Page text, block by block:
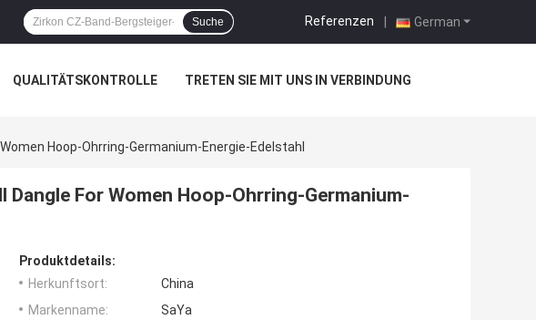
German
Referenzen |
Suche
QUALITÄTSKONTROLLE TRETEN SIE MIT UNS IN VERBINDUNG
Hoop-Ohrring-Germanium-Energie-Edelstahl
For Women Hoop-Ohrring-Germanium-
Produktdetails:
Herkunftsort:
China
Markenname:
SaYa